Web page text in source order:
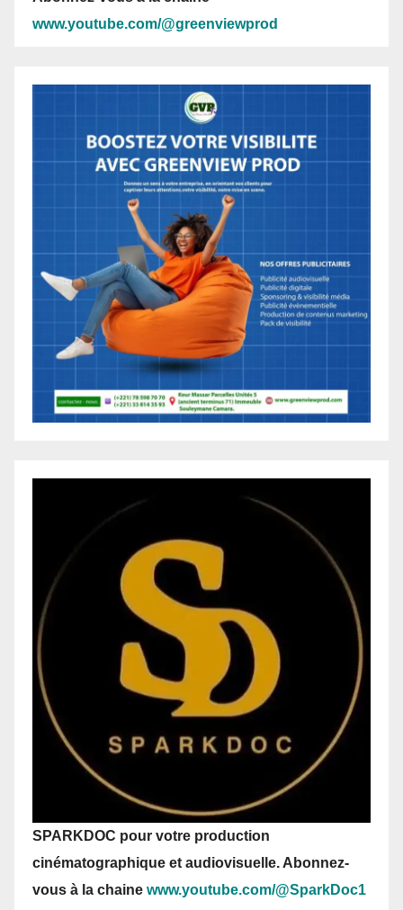
www.youtube.com/@greenviewprod
SPARKDOC pour votre production
cinématographique et audiovisuelle. Abonnez-
vous à la chaine www.youtube.com/@SparkDoc1